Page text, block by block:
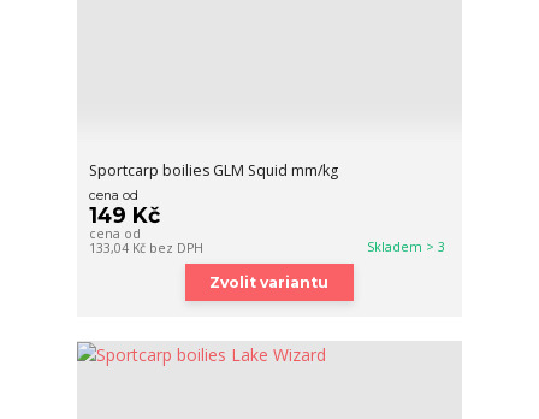
Sportcarp boilies GLM Squid mm/kg
cena od
149 Kč
cena od
133,04 Kč bez DPH Skladem > 3
Zvolit variantu